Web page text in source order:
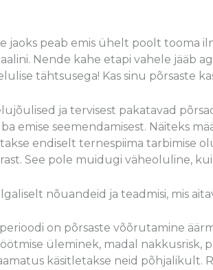
jaoks peab emis ühelt poolt tooma
Nende kahe etapi vahele jääb
tähtsusega! Kas sinu põrsaste
ja tervisest pakatavad
emise seemendamisest. Näiteks
endiselt ternespiima tarbimise
See pole muidugi väheoluline,
nõuandeid ja teadmisi, mis
on põrsaste võõrutamine
üleminek, madal nakkusrisk,
käsitletakse neid põhjalikult.